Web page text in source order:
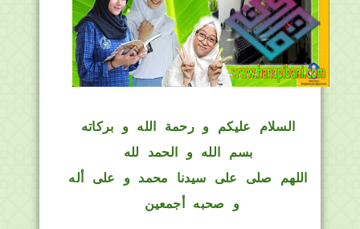
السلام عليكم و رحمة الله و بركاته
بسم الله و الحمد لله
اللهم صلى على سيدنا محمد و على أله
و صحبه أجمعين